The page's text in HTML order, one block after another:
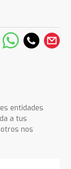
entidades
a tus
nos